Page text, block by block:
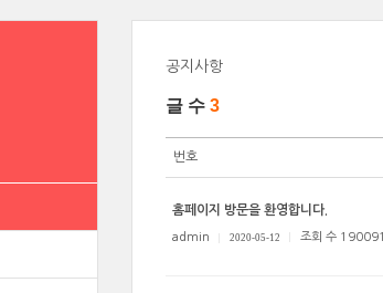
공지사항
글 수 3
번호
홈페이지 방문을 환영합니다.
admin 2020-05-12 조회 수 190091